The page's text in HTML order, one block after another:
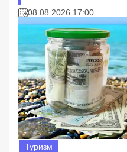
08.08.2026 17:00
Туризм